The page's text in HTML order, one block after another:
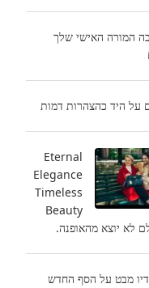
המורה האישי שלך
על היד כהצהרות דמות
Eternal
Elegance
Timeless
Beauty
לא יוצא מהאופנה.
דיו מבט על הסף החדש